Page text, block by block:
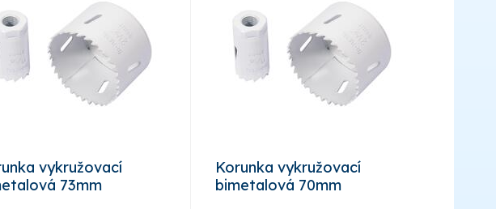
vykružovací
73mm
Korunka vykružovací
bimetalová 70mm